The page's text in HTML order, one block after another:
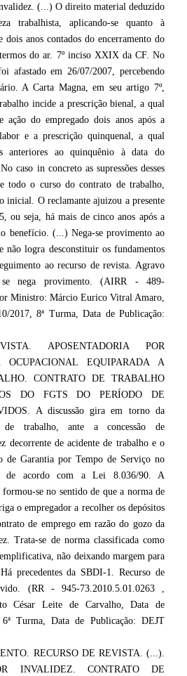
(...) O direito material deduzido
trabalhista, aplicando-se quanto à
dois anos contados do encerramento do
do ar. 7º inciso XXIX da CF. No
afastado em 26/07/2007, percebendo
A Carta Magna, em seu artigo 7º,
incide a prescrição bienal, a qual
do empregado dois anos após a
e a prescrição quinquenal, a qual
anteriores ao quinquênio à data do
caso in concreto as supressões desses
todo o curso do contrato de trabalho,
inicial. O reclamante ajuizou a presente
ou seja, há mais de cinco anos após a
benefício. (...) Nega-se provimento ao
não logra desconstituir os fundamentos
ao recurso de revista. Agravo
nega provimento. (AIRR - 489-
Ministro: Márcio Eurico Vitral Amaro,
2017, 8ª Turma, Data de Publicação:
APOSENTADORIA POR
OCUPACIONAL EQUIPARADA A
CONTRATO DE TRABALHO
DO FGTS DO PERÍODO DE
A discussão gira em torno da
de trabalho, ante a concessão de
decorrente de acidente de trabalho e o
de Garantia por Tempo de Serviço no
de acordo com a Lei 8.036/90. A
se no sentido de que a norma de
o empregador a recolher os depósitos
de emprego em razão do gozo da
Trata-se de norma classificada como
não deixando margem para
precedentes da SBDI-1. Recurso de
(RR - 945-73.2010.5.01.0263 ,
César Leite de Carvalho, Data de
6ª Turma, Data de Publicação: DEJT
RECURSO DE REVISTA. (...).
INVALIDEZ. CONTRATO DE